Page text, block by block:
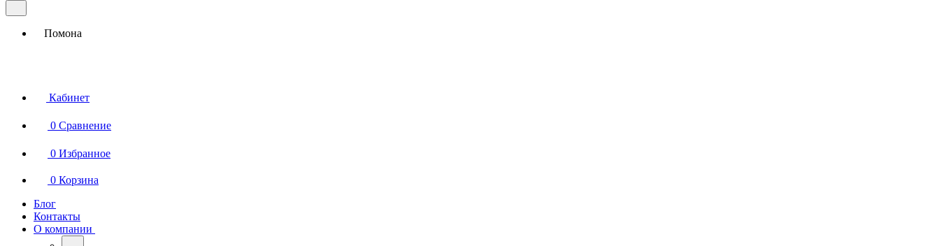
Помона
Кабинет
0 Сравнение
0 Избранное
0 Корзина
Блог
Контакты
О компании